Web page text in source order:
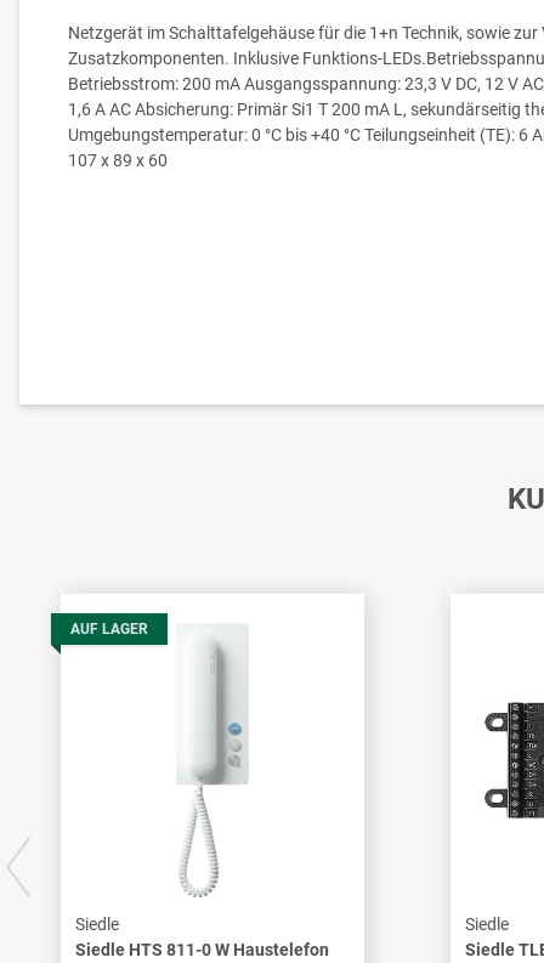
Netzgerät im Schalttafelgehäuse für die 1+n Technik, sowie zur
Zusatzkomponenten. Inklusive Funktions-
Betriebsstrom: 200 mA Ausgangsspannung: 23,3 V DC, 12 V
1,6 A AC Absicherung: Primär Si1 T 200 mA L, sekundärseitig
Umgebungstemperatur: 0 °C bis +40 °C Teilungseinheit (TE): 6
107 x 89 x 60
AUF LAGER
Siedle
Siedle HTS 811-0 W Haustelefon
Siedle
Siedle